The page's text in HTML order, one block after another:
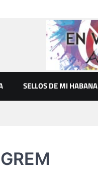
SELLOS DE MI HABANA